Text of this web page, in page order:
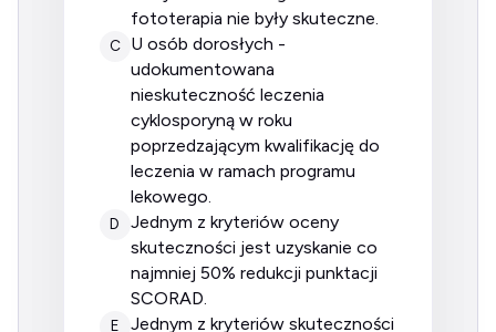
fototerapia nie były skuteczne.
C
u osób dorosłych -
udokumentowana
nieskuteczność leczenia
cyklosporyną w roku
poprzedzającym kwalifikację do
leczenia w ramach programu
lekowego.
D
jednym z kryteriów oceny
skuteczności jest uzyskanie co
najmniej 50% redukcji punktacji
SCORAD.
E
jednym z kryteriów skuteczności